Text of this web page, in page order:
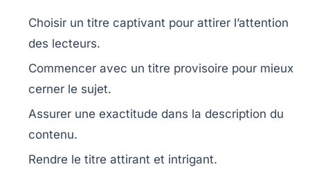
Choisir un titre captivant pour attirer l’attention
des lecteurs.
Commencer avec un titre provisoire pour mieux
cerner le sujet.
Assurer une exactitude dans la description du
contenu.
Rendre le titre attirant et intrigant.